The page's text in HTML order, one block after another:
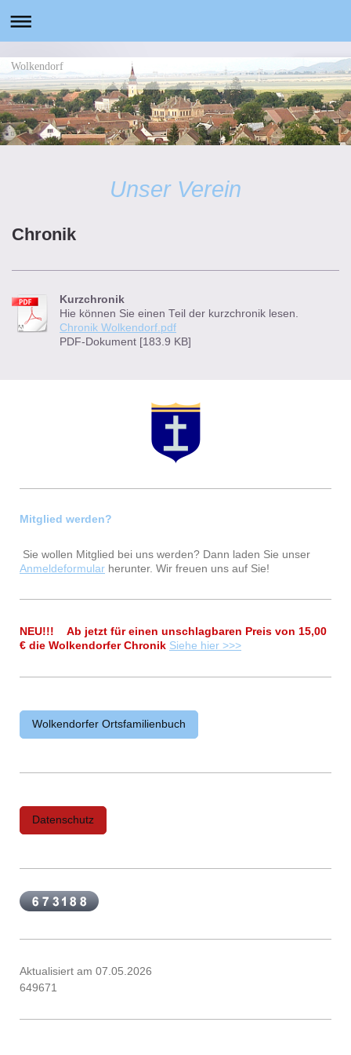
Wolkendorf
Unser Verein
Chronik
Kurzchronik
Hie können Sie einen Teil der kurzchronik lesen.
Chronik Wolkendorf.pdf
PDF-Dokument [183.9 KB]
Mitglied werden?
Sie wollen Mitglied bei uns werden? Dann laden Sie unser
Anmeldeformular herunter. Wir freuen uns auf Sie!
NEU!!! Ab jetzt für einen unschlagbaren Preis von 15,00
€ die Wolkendorfer Chronik Siehe hier >>>
Wolkendorfer Ortsfamilienbuch
Datenschutz
Aktualisiert am 07.05.2026
649671